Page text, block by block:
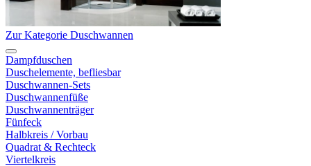
Zur Kategorie Duschwannen
Dampfduschen
Duschelemente, befliesbar
Duschwannen-Sets
Duschwannenfüße
Duschwannenträger
Fünfeck
Halbkreis / Vorbau
Quadrat & Rechteck
Viertelkreis